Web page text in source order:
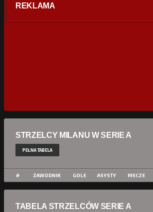
REKLAMA
STRZELCY MILANU W SERIE A
PEŁNA TABELA
# ZAWODNIK GOLE ASYSTY MECZE
TABELA STRZELCÓW SERIE A